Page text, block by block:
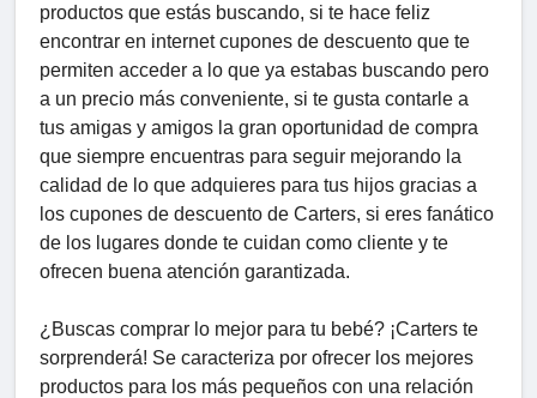
productos que estás buscando, si te hace feliz
encontrar en internet cupones de descuento que te
permiten acceder a lo que ya estabas buscando pero
a un precio más conveniente, si te gusta contarle a
tus amigas y amigos la gran oportunidad de compra
que siempre encuentras para seguir mejorando la
calidad de lo que adquieres para tus hijos gracias a
los cupones de descuento de Carters, si eres fanático
de los lugares donde te cuidan como cliente y te
ofrecen buena atención garantizada.
¿Buscas comprar lo mejor para tu bebé? ¡Carters te
sorprenderá! Se caracteriza por ofrecer los mejores
productos para los más pequeños con una relación